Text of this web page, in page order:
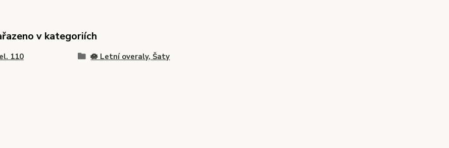
v kategoriích
110 🪷 Letní overaly, Šaty